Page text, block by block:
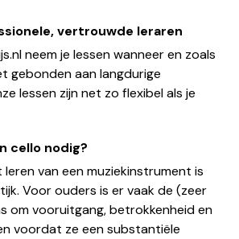
vertrouwde leraren
neem je lessen wanneer en zoals
gebonden aan langdurige
lessen zijn net zo flexibel als je
cello nodig?
van een muziekinstrument is
Voor ouders is er vaak de (zeer
om vooruitgang, betrokkenheid en
voordat ze een substantiële